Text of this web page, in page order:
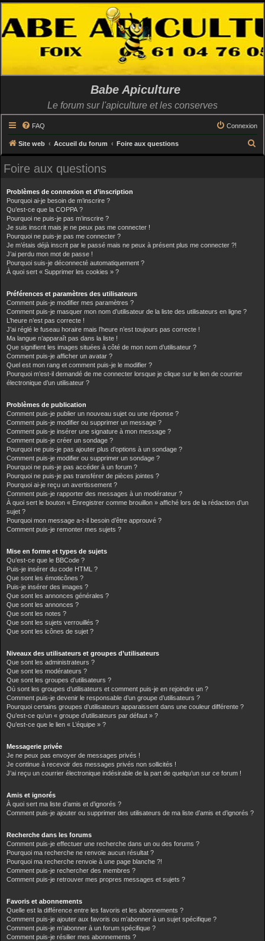
Babe Apiculture
Le forum sur l'apiculture et les conserves
FAQ Connexion
Site web Accueil du forum Foire aux questions
e
Foire aux questions
Problèmes de connexion et d’inscription
Pourquoi ai-je besoin de m’inscrire ?
Qu’est-ce que la COPPA ?
Pourquoi ne puis-je pas m’inscrire ?
Je suis inscrit mais je ne peux pas me connecter !
Pourquoi ne puis-je pas me connecter ?
Je m’étais déjà inscrit par le passé mais ne peux à présent plus me connecter ?!
J’ai perdu mon mot de passe !
Pourquoi suis-je déconnecté automatiquement ?
À quoi sert « Supprimer les cookies » ?
Préférences et paramètres des utilisateurs
Comment puis-je modifier mes paramètres ?
Comment puis-je masquer mon nom d’utilisateur de la liste des utilisateurs en ligne ?
L’heure n’est pas correcte !
J’ai réglé le fuseau horaire mais l’heure n’est toujours pas correcte !
Ma langue n’apparaît pas dans la liste !
Que signifient les images situées à côté de mon nom d’utilisateur ?
Comment puis-je afficher un avatar ?
Quel est mon rang et comment puis-je le modifier ?
Pourquoi m’est-il demandé de me connecter lorsque je clique sur le lien de courrier
électronique d’un utilisateur ?
Problèmes de publication
Comment puis-je publier un nouveau sujet ou une réponse ?
Comment puis-je modifier ou supprimer un message ?
Comment puis-je insérer une signature à mon message ?
Comment puis-je créer un sondage ?
Pourquoi ne puis-je pas ajouter plus d’options à un sondage ?
Comment puis-je modifier ou supprimer un sondage ?
Pourquoi ne puis-je pas accéder à un forum ?
Pourquoi ne puis-je pas transférer de pièces jointes ?
Pourquoi ai-je reçu un avertissement ?
Comment puis-je rapporter des messages à un modérateur ?
À quoi sert le bouton « Enregistrer comme brouillon » affiché lors de la rédaction d’un
sujet ?
Pourquoi mon message a-t-il besoin d’être approuvé ?
Comment puis-je remonter mes sujets ?
Mise en forme et types de sujets
Qu’est-ce que le BBCode ?
Puis-je insérer du code HTML ?
Que sont les émoticônes ?
Puis-je insérer des images ?
Que sont les annonces générales ?
Que sont les annonces ?
Que sont les notes ?
Que sont les sujets verrouillés ?
Que sont les icônes de sujet ?
Niveaux des utilisateurs et groupes d’utilisateurs
Que sont les administrateurs ?
Que sont les modérateurs ?
Que sont les groupes d’utilisateurs ?
Où sont les groupes d’utilisateurs et comment puis-je en rejoindre un ?
Comment puis-je devenir le responsable d’un groupe d’utilisateurs ?
Pourquoi certains groupes d’utilisateurs apparaissent dans une couleur différente ?
Qu’est-ce qu’un « groupe d’utilisateurs par défaut » ?
Qu’est-ce que le lien « L’équipe » ?
Messagerie privée
Je ne peux pas envoyer de messages privés !
Je continue à recevoir des messages privés non sollicités !
J’ai reçu un courrier électronique indésirable de la part de quelqu’un sur ce forum !
Amis et ignorés
À quoi sert ma liste d’amis et d’ignorés ?
Comment puis-je ajouter ou supprimer des utilisateurs de ma liste d’amis et d’ignorés ?
Recherche dans les forums
Comment puis-je effectuer une recherche dans un ou des forums ?
Pourquoi ma recherche ne renvoie aucun résultat ?
Pourquoi ma recherche renvoie à une page blanche ?!
Comment puis-je rechercher des membres ?
Comment puis-je retrouver mes propres messages et sujets ?
Favoris et abonnements
Quelle est la différence entre les favoris et les abonnements ?
Comment puis-je ajouter aux favoris ou m’abonner à un sujet spécifique ?
Comment puis-je m’abonner à un forum spécifique ?
Comment puis-je résilier mes abonnements ?